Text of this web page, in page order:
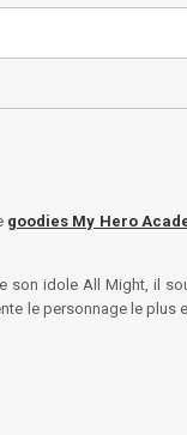
goodies My Hero
idole All Might, il
le personnage le plus